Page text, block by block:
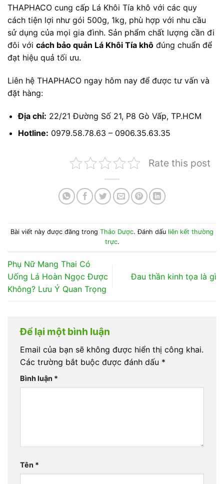
THAPHACO cung cấp Lá Khôi Tía khô với các quy
cách tiện lợi như gói 500g, 1kg, phù hợp với nhu cầu
sử dụng của mọi gia đình. Sản phẩm chất lượng cần đi
đôi với cách bảo quản Lá Khôi Tía khô đúng chuẩn để
đạt hiệu quả tối ưu.
Liên hệ THAPHACO ngay hôm nay để được tư vấn và
đặt hàng:
Địa chỉ: 22/21 Đường Số 21, P8 Gò Vấp, TP.HCM
Hotline: 0979.58.78.63 – 0906.35.63.35
Rate this post
Bài viết này được đăng trong Thảo Dược. Đánh dấu liên kết thường
trực.
Phụ Nữ Mang Thai Có
Uống Lá Hoàn Ngọc Được
Không? Lưu Ý Quan Trọng
Đau thần kinh tọa là gì
Để lại một bình luận
Email của bạn sẽ không được hiển thị công khai.
Các trường bắt buộc được đánh dấu *
Bình luận *
Tên *